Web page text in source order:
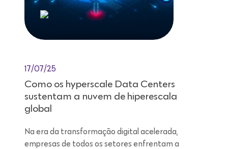
17/07/25
Como os hyperscale Data Centers
sustentam a nuvem de hiperescala
global
Na era da transformação digital acelerada,
empresas de todos os setores enfrentam a